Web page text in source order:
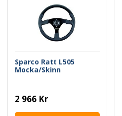
Sparco Ratt L505
Mocka/Skinn
2 966 Kr